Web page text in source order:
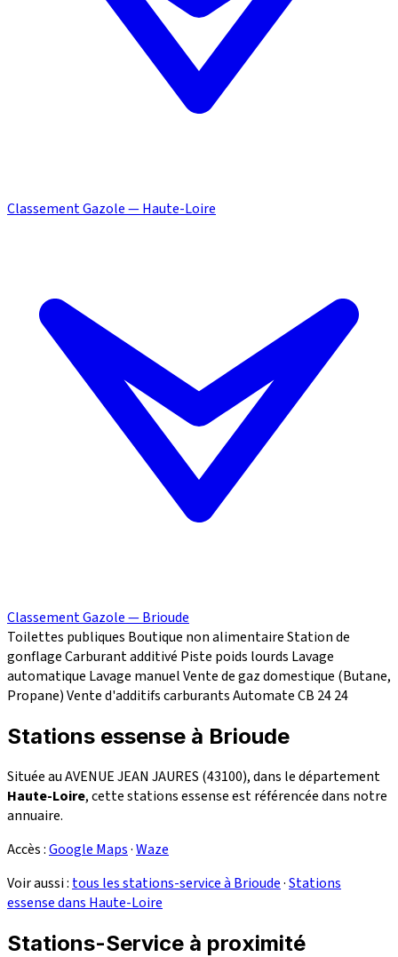
Classement Gazole — Haute-Loire
Classement Gazole — Brioude
Toilettes publiques Boutique non alimentaireStation de
gonflageCarburant additivé Piste poids lourds Lavage
automatique Lavage manuelVente de gaz domestique (Butane,
Propane)Vente d'additifs carburantsAutomate CB 2424
Stations essense à Brioude
Située au AVENUE JEAN JAURES (43100), dans le département
Haute-Loire, cette stations essense est référencée dans notre
annuaire.
Accès :Google Maps·Waze
Voir aussi : tous les stations-service à Brioude·Stations
essense dans Haute-Loire
Stations-Service à proximité